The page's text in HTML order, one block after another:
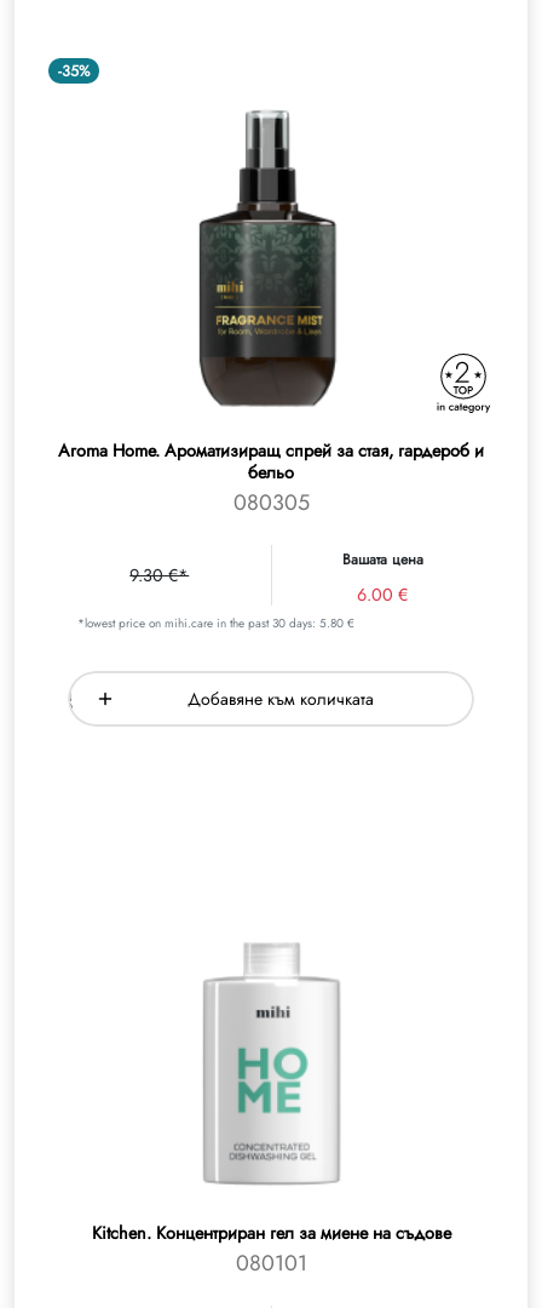
-35%
Aroma Home. Ароматизиращ спрей за стая, гардероб и
бельо
080305
9.30 €*
Вашата цена
6.00 €
*lowest price on mihi.care in the past 30 days: 5.80 €
Добавяне към количката
Kitchen. Концентриран гел за миене на съдове
080101